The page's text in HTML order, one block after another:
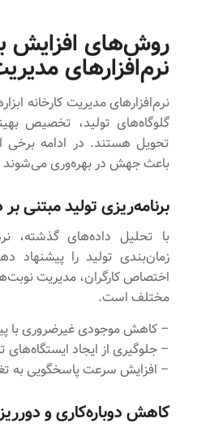
روش‌های افزایش
نرم‌افزارهای
نرم‌افزارهای مدیریت کارخانه
گلوگاه‌های تولید، تخصیص
تحویل هستند. در ادامه برخی
باعث جهش در بهره‌وری می‌شوند
برنامه‌ریزی تولید مبتنی بر
با تحلیل داده‌های گذشته،
زمان‌بندی تولید را پیشنهاد
اختصاص کارگران، مدیریت
مختلف است.
– کاهش موجودی غیرضروری با
– جلوگیری از ایجاد ایستگاه‌های
– افزایش سرعت پاسخگویی به
کاهش دوباره‌کاری و